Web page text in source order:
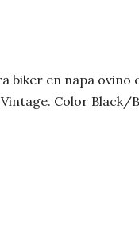
biker en napa ovino
Color Black/